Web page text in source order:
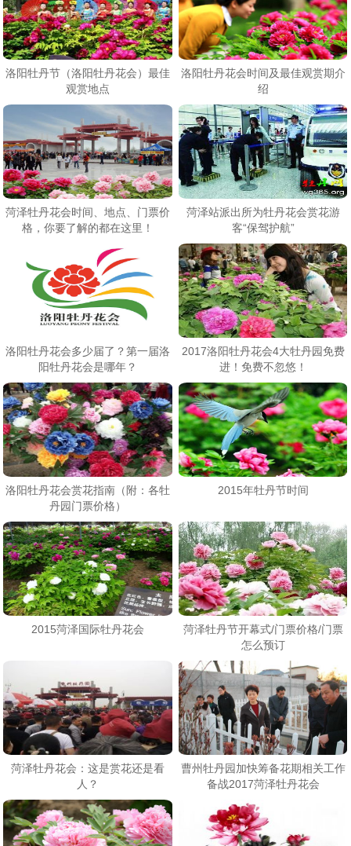
洛阳牡丹节（洛阳牡丹花会）最佳
观赏地点
洛阳牡丹花会时间及最佳观赏期介
绍
菏泽牡丹花会时间、地点、门票价
格，你要了解的都在这里！
菏泽站派出所为牡丹花会赏花游
客“保驾护航”
洛阳牡丹花会多少届了？第一届洛
阳牡丹花会是哪年？
2017洛阳牡丹花会4大牡丹园免费
进！免费不忽悠！
洛阳牡丹花会赏花指南（附：各牡
丹园门票价格）
2015年牡丹节时间
2015菏泽国际牡丹花会
菏泽牡丹节开幕式/门票价格/门票
怎么预订
菏泽牡丹花会：这是赏花还是看
人？
曹州牡丹园加快筹备花期相关工作
备战2017菏泽牡丹花会